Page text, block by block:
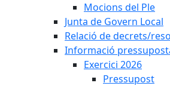
Mocions del Ple
Junta de Govern Local
Relació de decrets/
Informació
Exercici 2026
Pressupost